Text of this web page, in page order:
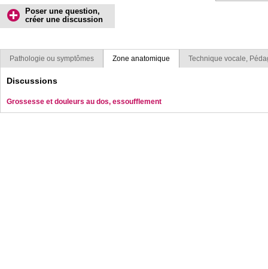
Poser une question,
créer une discussion
Pathologie ou symptômes Zone anatomique Technique vocale,
Discussions
Grossesse et douleurs au dos, essoufflement